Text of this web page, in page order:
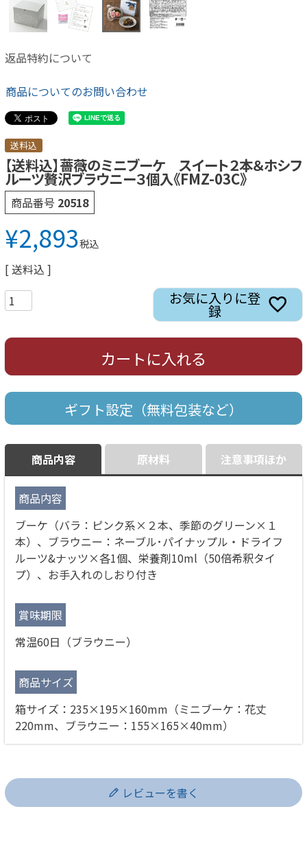
返品特約について
商品についてのお問い合わせ
送料込
【送料込】薔薇のミニブーケ スイート２本＆ホシフ
ルーツ贅沢ブラウニー３個入《FMZ-03C》
商品番号 20518
¥2,893税込
送料込
お気に入りに登
録
カートに入れる
ギフト設定（無料包装など）
商品内容
商品内容
ブーケ（バラ：ピンク系×２本、季節のグリーン×１
本）、ブラウニー：ネーブル･パイナップル・ドライフ
ルーツ&ナッツ×各1個、栄養剤10ml（50倍希釈タイ
プ）、お手入れのしおり付き
賞味期限
常温60日（ブラウニー）
商品サイズ
箱サイズ：235×195×160mm（ミニブーケ：花丈
220mm、ブラウニー：155×165×40mm）
原材料 注意事項ほか
レビューを書く